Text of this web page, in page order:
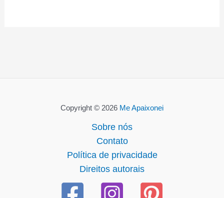
Copyright © 2026 Me Apaixonei
Sobre nós
Contato
Política de privacidade
Direitos autorais